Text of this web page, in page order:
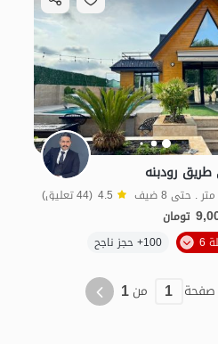
رودبنه
4.5 (44 تعليق)
تومان
100+ حجز ناجح
صفحة 1 من1